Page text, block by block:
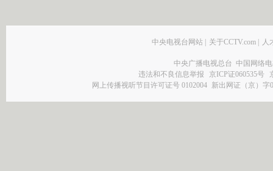
中央电视台网站 关于CCTV.com 人
中央广播电视总台 中国网络
违法和不良信息举报
京ICP证060535号
网上传播视听节目许可证号 0102004 新出网证（京）